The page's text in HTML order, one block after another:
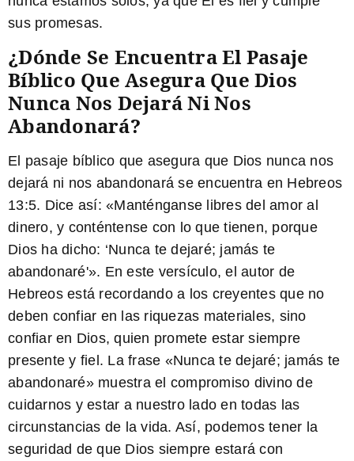
sus promesas.
¿Dónde Se Encuentra El Pasaje
Bíblico Que Asegura Que Dios
Nunca Nos Dejará Ni Nos
Abandonará?
El pasaje bíblico que asegura que Dios nunca nos
dejará ni nos abandonará se encuentra en Hebreos
13:5. Dice así: «Manténganse libres del amor al
dinero, y conténtense con lo que tienen, porque
Dios ha dicho: ‘Nunca te dejaré; jamás te
abandonaré'». En este versículo, el autor de
Hebreos está recordando a los creyentes que no
deben confiar en las riquezas materiales, sino
confiar en Dios, quien promete estar siempre
presente y fiel. La frase «Nunca te dejaré; jamás te
abandonaré» muestra el compromiso divino de
cuidarnos y estar a nuestro lado en todas las
circunstancias de la vida. Así, podemos tener la
seguridad de que Dios siempre estará con